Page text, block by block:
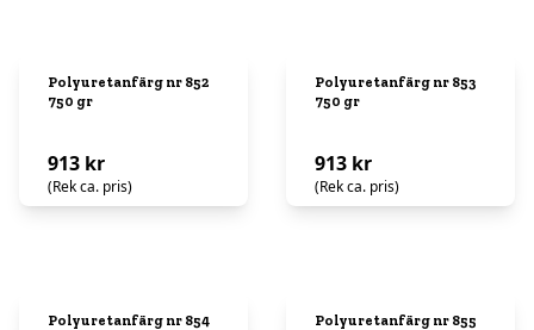
Polyuretanfärg nr 852
750 gr
913 kr
(Rek ca. pris)
Polyuretanfärg nr 853
750 gr
913 kr
(Rek ca. pris)
Polyuretanfärg nr 854
Polyuretanfärg nr 855